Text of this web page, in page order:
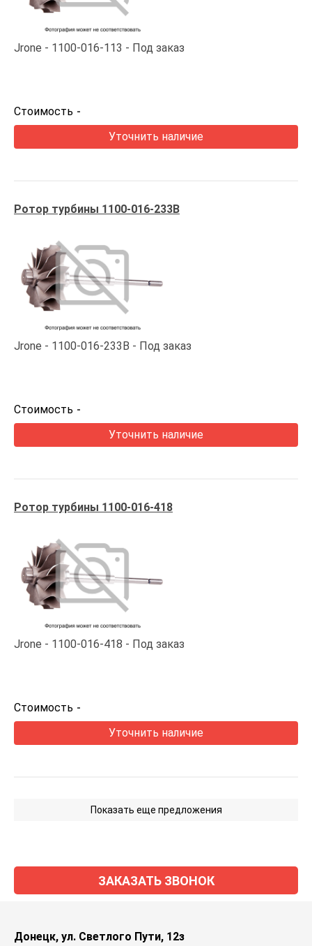
Jrone 1100-016-113 Под заказ
Стоимость -
Уточнить наличие
Ротор турбины 1100-016-233B
Jrone 1100-016-233B Под заказ
Стоимость -
Уточнить наличие
Ротор турбины 1100-016-418
Jrone 1100-016-418 Под заказ
Стоимость -
Уточнить наличие
Показать еще предложения
ЗАКАЗАТЬ ЗВОНОК
Донецк, ул. Светлого Пути, 12з